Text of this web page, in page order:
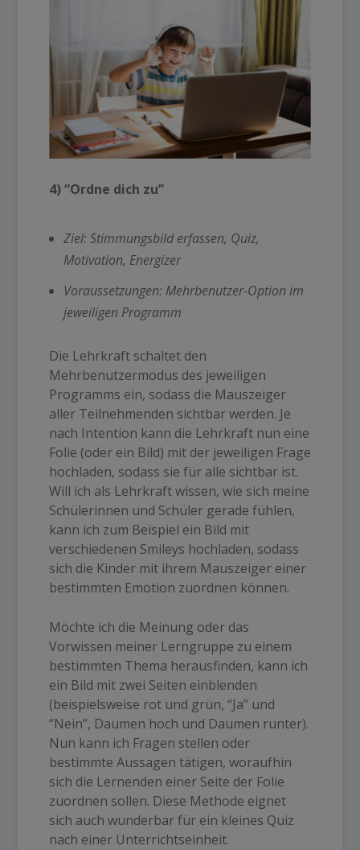
4) “Ordne dich zu”
Ziel: Stimmungsbild erfassen, Quiz,
Motivation, Energizer
Voraussetzungen: Mehrbenutzer-Option im
jeweiligen Programm
Die Lehrkraft schaltet den
Mehrbenutzermodus des jeweiligen
Programms ein, sodass die Mauszeiger
aller Teilnehmenden sichtbar werden. Je
nach Intention kann die Lehrkraft nun eine
Folie (oder ein Bild) mit der jeweiligen Frage
hochladen, sodass sie für alle sichtbar ist.
Will ich als Lehrkraft wissen, wie sich meine
Schülerinnen und Schüler gerade fühlen,
kann ich zum Beispiel ein Bild mit
verschiedenen Smileys hochladen, sodass
sich die Kinder mit ihrem Mauszeiger einer
bestimmten Emotion zuordnen können.
Möchte ich die Meinung oder das
Vorwissen meiner Lerngruppe zu einem
bestimmten Thema herausfinden, kann ich
ein Bild mit zwei Seiten einblenden
(beispielsweise rot und grün, “Ja” und
“Nein”, Daumen hoch und Daumen runter).
Nun kann ich Fragen stellen oder
bestimmte Aussagen tätigen, woraufhin
sich die Lernenden einer Seite der Folie
zuordnen sollen. Diese Methode eignet
sich auch wunderbar für ein kleines Quiz
nach einer Unterrichtseinheit.